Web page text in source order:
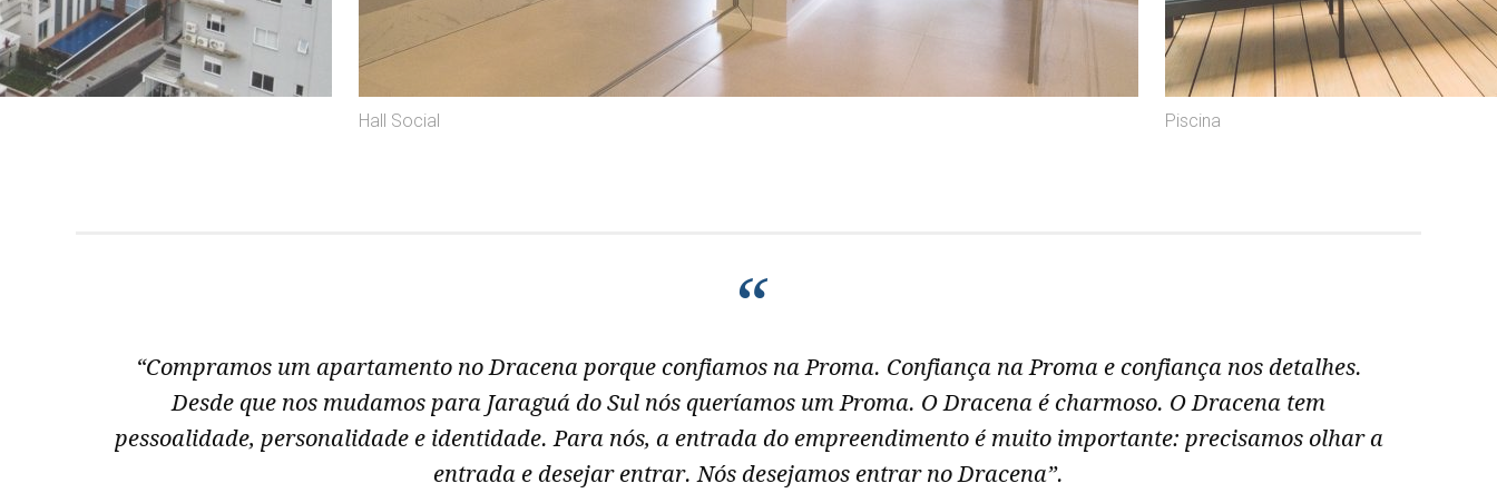
Hall Social Piscina
“
“Compramos um apartamento no Dracena porque confiamos na Proma. Confiança na Proma e confiança nos detalhes.
Desde que nos mudamos para Jaraguá do Sul nós queríamos um Proma. O Dracena é charmoso. O Dracena tem
pessoalidade, personalidade e identidade. Para nós, a entrada do empreendimento é muito importante: precisamos olhar a
entrada e desejar entrar. Nós desejamos entrar no Dracena”.